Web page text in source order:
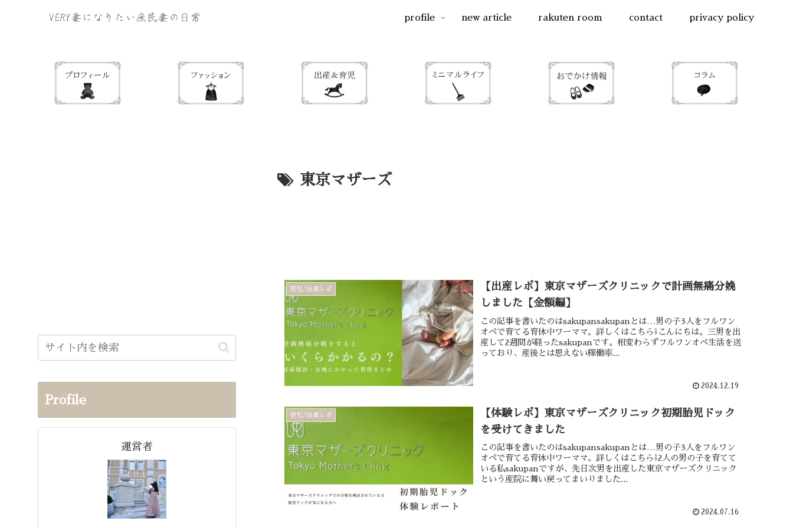
profile new article rakuten room contact privacy policy
東京マザーズ
育児/出産レポ
【出産レポ】東京マザーズクリニックで計画無痛分娩
しました【金額編】
この記事を書いたのはsakupansakupanとは…男の子3人をフルワン
オペで育てる育休中ワーママ。詳しくはこちら⇩こんにちは。三男を出
産して2週間が経ったsakupanです。相変わらずフルワンオペ生活を送
っており、産後とは思えない稼働率...
2024.12.19
育児/出産レポ
【体験レポ】東京マザーズクリニック初期胎児ドック
を受けてきました
この記事を書いたのはsakupansakupanとは…男の子3人をフルワン
オペで育てる育休中ワーママ。詳しくはこちら⇩2人の男の子を育てて
いる私sakupanですが、先日次男を出産した東京マザーズクリニック
という産院に舞い戻ってまいりました...
2024.07.16
Profile
運営者